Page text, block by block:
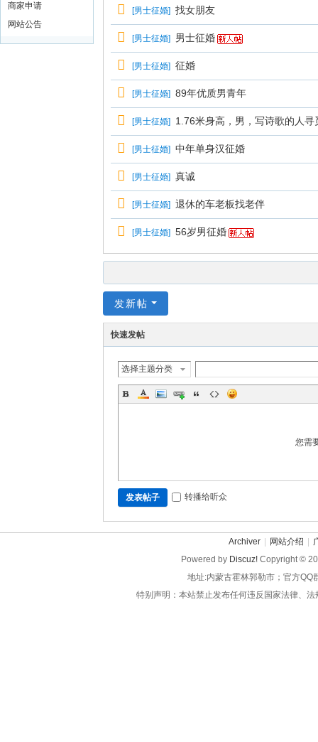
商家申请
网站公告
[男士征婚] 找女朋友
[男士征婚] 男士征婚
[男士征婚] 征婚
[男士征婚] 89年优质男青年
[男士征婚] 1.76米身高，男，写诗歌的人寻
[男士征婚] 中年单身汉征婚
[男士征婚] 真诚
[男士征婚] 退休的车老板找老伴
[男士征婚] 56岁男征婚
发新帖
快速发帖
选择主题分类
您需
发表帖子 转播给听众
Archiver 网站介绍
Powered by Discuz! Copyright ©
地址:内蒙古霍林郭勒市；官方QQ
特别声明：本站禁止发布任何违反国家法律、